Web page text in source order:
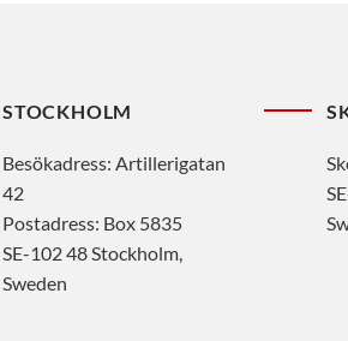
STOCKHOLM
Besökadress: Artillerigatan
42
Postadress: Box 5835
SE-102 48 Stockholm,
Sweden